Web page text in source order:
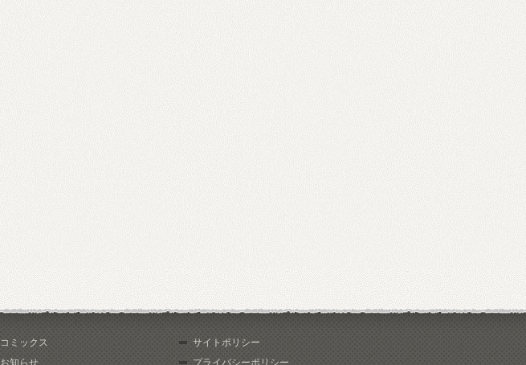
コミックス
お知らせ
サイトポリシー
プライバシーポリシー